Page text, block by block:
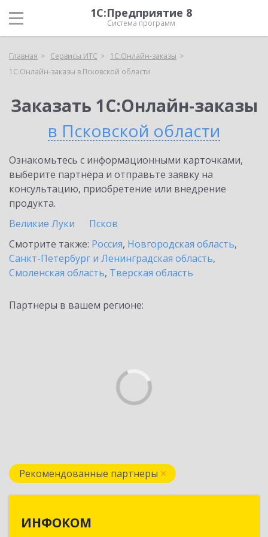
1С:Предприятие 8
Система программ
Главная Сервисы ИТС
1С:Онлайн-заказы
1С:Онлайн-заказы в Псковской области
Заказать 1С:Онлайн-заказы
в Псковской области
Ознакомьтесь с информационными карточками,
выберите партнёра и отправьте заявку на
консультацию, приобретение или внедрение
продукта.
Великие Луки
Псков
Смотрите также: Россия, Новгородская область,
Санкт-Петербург и Ленинградская область,
Смоленская область, Тверская область
Партнеры в вашем регионе:
Рекомендованные партнеры
ИНФОКОМ